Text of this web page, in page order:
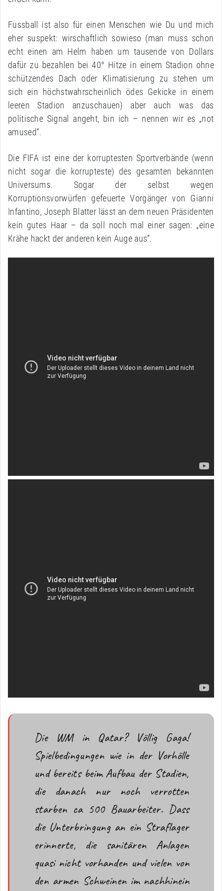
Fussball ist also für einen Menschen wie Du und mich
eher suspekt: wirschaftlich sowieso (man muss schon
echt einen am Helm haben um tausende von Dollars
dafür zu bezahlen bei 40° Hitze in einem Stadion ohne
schützendes Dach oder Klimatisierung zu stehen um
sich ein höchstwahrscheinlich ödes Gekicke in einem
leeren Stadion anzuschauen) aber auch was das
politische Signal angeht, bin ich – nennen wir es „not
amused“.
Die FIFA ist eine der korruptesten Sportverbände (wenn
nicht sogar die korrupteste) des gesamten bekannten
Universums. Sogar der selbst wegen
Korruptionsvorwürfen gefeuerte Vorgänger von Gianni
Infantino, Joseph Blatter lässt an dem neuen Präsidenten
kein gutes Haar – da soll noch mal einer sagen: „eine
Krähe hackt der anderen kein Auge aus“.
Die WM in Qatar? Völlig Gaga!
Spielbedingungen wie in der Vorhölle
und bereits beim Aufbau der Stadien,
die danach nur noch verrotten
starben ca 500 Bauarbeiter. Dass
die Unterbringung an ein Straflager
erinnerte, die sanitären Anlagen
quasi nicht vorhanden und vielen von
den armen Schweinen im nachhinein